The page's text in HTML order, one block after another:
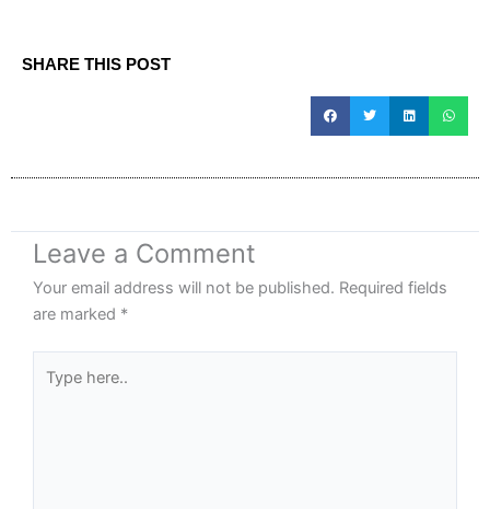
SHARE THIS POST
Leave a Comment
Your email address will not be published. Required fields
are marked *
here..